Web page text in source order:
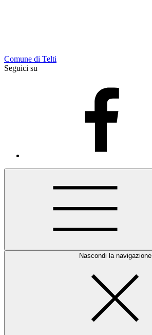
Comune di Telti
Seguici su
Nascondi la navigazione